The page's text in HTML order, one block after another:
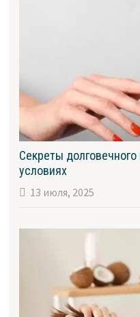
Секреты
условиях
13 июля, 2025